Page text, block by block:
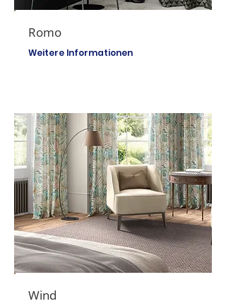
Romo
Weitere Informationen
Wind